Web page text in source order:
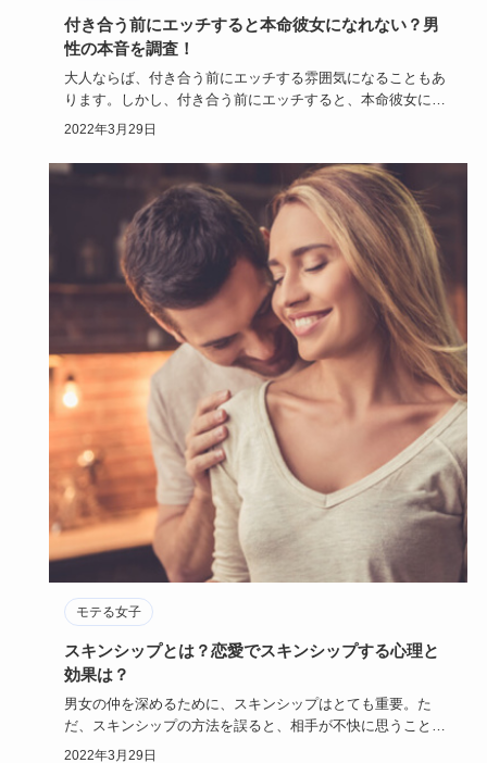
付き合う前にエッチすると本命彼女になれない？男
性の本音を調査！
大人ならば、付き合う前にエッチする雰囲気になることもあ
ります。しかし、付き合う前にエッチすると、本命彼女にな
れないのではな…
2022年3月29日
モテる女子
スキンシップとは？恋愛でスキンシップする心理と
効果は？
男女の仲を深めるために、スキンシップはとても重要。た
だ、スキンシップの方法を誤ると、相手が不快に思うこと
も。スキンシップと…
2022年3月29日